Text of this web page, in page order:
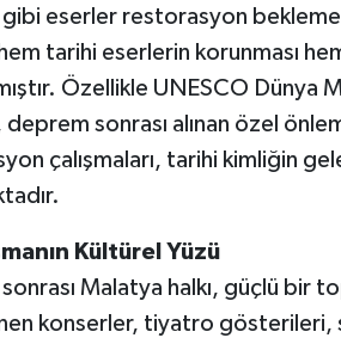
gibi eserler restorasyon
tarihi eserlerin korunması
Özellikle UNESCO Dünya
deprem sonrası alınan özel
çalışmaları, tarihi kimliğin
Kültürel Yüzü
Malatya halkı, güçlü bir
konserler, tiyatro gösterileri,